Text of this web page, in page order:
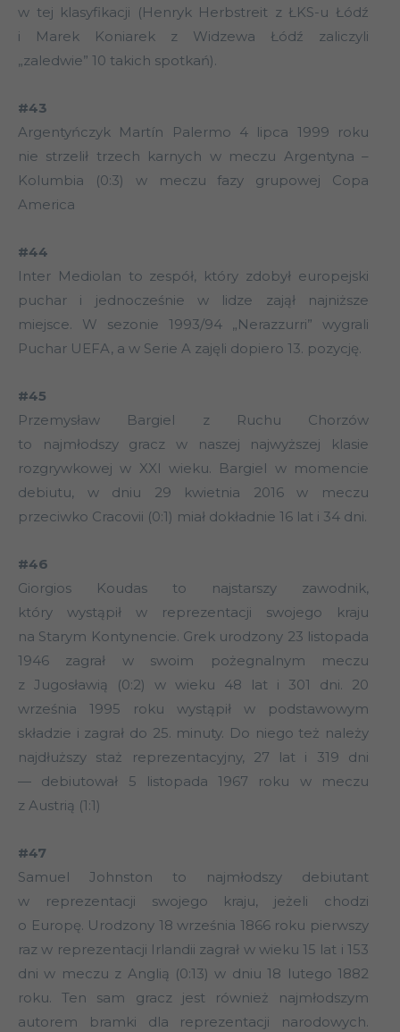
w tej klasyfikacji (Henryk Herbstreit z ŁKS-u Łódź
i Marek Koniarek z Widzewa Łódź zaliczyli
„zaledwie” 10 takich spotkań).
#43
Argentyńczyk Martín Palermo 4 lipca 1999 roku
nie strzelił trzech karnych w meczu Argentyna –
Kolumbia (0:3) w meczu fazy grupowej Copa
America
#44
Inter Mediolan to zespół, który zdobył europejski
puchar i jednocześnie w lidze zajął najniższe
miejsce. W sezonie 1993/94 „Nerazzurri” wygrali
Puchar UEFA, a w Serie A zajęli dopiero 13. pozycję.
#45
Przemysław Bargiel z Ruchu Chorzów
to najmłodszy gracz w naszej najwyższej klasie
rozgrywkowej w XXI wieku. Bargiel w momencie
debiutu, w dniu 29 kwietnia 2016 w meczu
przeciwko Cracovii (0:1) miał dokładnie 16 lat i 34 dni.
#46
Giorgios Koudas to najstarszy zawodnik,
który wystąpił w reprezentacji swojego kraju
na Starym Kontynencie. Grek urodzony 23 listopada
1946 zagrał w swoim pożegnalnym meczu
z Jugosławią (0:2) w wieku 48 lat i 301 dni. 20
września 1995 roku wystąpił w podstawowym
składzie i zagrał do 25. minuty. Do niego też należy
najdłuższy staż reprezentacyjny, 27 lat i 319 dni
— debiutował 5 listopada 1967 roku w meczu
z Austrią (1:1)
#47
Samuel Johnston to najmłodszy debiutant
w reprezentacji swojego kraju, jeżeli chodzi
o Europę. Urodzony 18 września 1866 roku pierwszy
raz w reprezentacji Irlandii zagrał w wieku 15 lat i 153
dni w meczu z Anglią (0:13) w dniu 18 lutego 1882
roku. Ten sam gracz jest również najmłodszym
autorem bramki dla reprezentacji narodowych.